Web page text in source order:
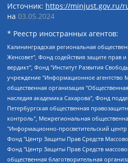
Источник: https://minjust.gov.ru/
на 03.05.2024
* Реестр иностранных агентов:
Калининградская региональная общественная организация "Экозащита!-Женсовет", Фонд содействия защите прав и свобод граждан "Общественный вердикт", Фонд "Институт Развития Свободы Информации", Частное учреждение "Информационное агентство МЕМО. РУ", Региональная общественная организация "Общественная комиссия по сохранению наследия академика Сахарова", Фонд поддержки свободы прессы, Санкт-Петербургская общественная правозащитная организация "Гражданский контроль", Межрегиональная общественная организация "Информационно-просветительский центр "Мемориал", Региональный Фонд "Центр Защиты Прав Средств Массовой Информации", с 05.12.2023 Фонд "Центр Защиты Прав Средств массовой информации", Региональная общественная благотворительная организация помощи беженцам и мигрантам "Гражданское содействие", Негосударственное образовательное учреждение дополнительного профессионального образования (повышение квалификации) специалистов "АКАДЕМИЯ ПО ПРАВАМ ЧЕЛОВЕКА", Свердловская региональная общественная организация "Сутяжник", Автономная некоммерческая организация "Центр независимых социологических исследований", Союз общественных объединений "Российский исследовательский центр по правам человека", Региональное общественное учреждение научно-информационный центр "МЕМОРИАЛ", Некоммерческая организация "Фонд защиты гласности", Автономная некоммерческая организация "Институт прав человека", Городская общественная организация "Екатеринбургское общество "МЕМОРИАЛ", Городская общественная организация "Рязанское историко-просветительское и правозащитное общество "Мемориал" (Рязанский Мемориал), Челябинский региональный орган общественной самодеятельности – женское общественное объединение "Женщины Евразии", Челябинский региональный орган общественной самодеятельности "Уральская правозащитная группа", Фонд содействия защите здоровья и социальной справедливости имени Андрея Рылькова, Автономная Некоммерческая Организация "Аналитический Центр Юрия Левады", Автономная некоммерческая организация социальной поддержки населения "Проект Апрель", Региональная общественная организация помощи женщинам и детям, находящимся в кризисной ситуации "Информационно-методический центр "Анна", Фонд содействия развитию массовых коммуникаций и правовому просвещению "Так-так-Так", Фонд содействия устойчивому развитию "Серебряная тайга", Свердловский региональный общественный фонд социальных проектов "Новое время", "Idel.Реалии", Кавказ.Реалии, Крым.Реалии, Телеканал Настоящее Время, Татаро-башкирская служба Радио Свобода (Azatliq Radiosi), Радио Свободная Европа/Радио Свобода (PCE/PC), "Сибирь.Реалии", "Фактограф", Благотворительный фонд помощи осужденным и их семьям, Автономная некоммерческая организация "Институт глобализации и социальных движений", Фонд "В защиту прав заключенных", Частное учреждение "Центр поддержки и содействия развитию средств массовой информации", Пензенский региональный общественный благотворительный фонд "Гражданский союз", "Север.Реалии", Некоммерческая организация Фонд "Правовая инициатива", Общество с ограниченной ответственностью "Радио Свободная Европа/Радио Свобода", Чешское информационное агентство "MEDIUM-ORIENT", Красноярская региональная общественная организация "Мы против СПИДа", Камалягин Денис Николаевич, Маркелов Сергей Евгеньевич, Пономарев Лев Александрович, Савицкая Людмила Алексеевна, Автономная некоммерческая организация "Центр по работе с проблемой насилия "НАСИЛИЮ.НЕТ", Межрегиональный профессиональный союз работников здравоохранения "Альянс врачей", Юридическое лицо, зарегистрированное в Латвийской Республике, SIA "Medusa Project" (регистрационный номер 40103797863, дата регистрации 10.06.2014), Некоммерческая организация "Фонд по борьбе с коррупцией", Автономная некоммерческая организация "Институт права и публичной политики", Баданин Роман Сергеевич, Гликин Максим Александрович, Железнова Мария Михайловна, Лукьянова Юлия Сергеевна, Маетная Елизавета Витальевна, Маняхин Петр Борисович, Чуракова Ольга Владимировна, Ярош Юлия Петровна, Юридическое лицо "The Insider SIA", зарегистрированное в Риге, Латвийская Республика (дата регистрации 26.06.2015), являющееся администратором доменного имени интернет-издания "The Insider SIA", https://theins.ru, Постернак Алексей Евгеньевич, Рубин Михаил Аркадьевич, Анин Роман Александрович, Юридическое лицо Istories fonds, зарегистрированное в Латвийской Республике (регистрационный номер 50008295751, дата регистрации 24.02.2020), Великовский Дмитрий Александрович, Долинина Ирина Николаевна, Мароховская Алеся Алексеевна, Шлейнов Роман Юрьевич, Шмагун Олеся Валентиновна, Общество с ограниченной ответственностью "Альтаир 2021", Общество с ограниченной ответственностью "Вега 2021", Общество с ограниченной ответственностью "Главный редактор 2021", Общество с ограниченной ответственностью "Ромашки монолит", Важенков Артем Валерьевич, Ивановская областная общественная организация "Центр гендерных исследований", Гурман Юрий Альбертович, Медиапроект "ОВД-Инфо", Егоров Владимир Владимирович, Жилинский Владимир Александрович, Общество с ограниченной ответственностью "ЗП", Иванова София Юрьевна, Карезина Инна Павловна, Кильтау Екатерина Викторовна, Петров Алексей Викторович, Пискунов Сергей Евгеньевич, Смирнов Сергей Сергеевич, Тихонов Михаил Сергеевич, Общество с ограниченной ответственностью "ЖУРНАЛИСТ-ИНОСТРАННЫЙ АГЕНТ", Арапова Галина Юрьевна, Вольтская Татьяна Анатольевна, Американская компания "Mason G.E.S. Anonymous Foundation" (США), являющаяся владельцем интернет-издания https://mnews.world/, Компания "Stichting Bellingcat", зарегистрированная в Нидерландах (дата регистрации 11.07.2018), Захаров Андрей Вячеславович, Клепиковская Екатерина Дмитриевна, Общество с ограниченной ответственностью "МЕМО", Перл Роман Александрович,